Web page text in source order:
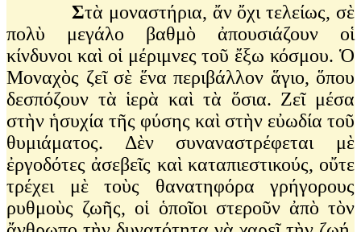
Στὰ μοναστήρια, ἄν ὄχι τελείως, σὲ
πολὺ μεγάλο βαθμὸ ἀπουσιάζουν οἱ
κίνδυνοι καὶ οἱ μέριμνες τοῦ ἔξω κόσμου. Ὁ
Μοναχὸς ζεῖ σὲ ἕνα περιβάλλον ἅγιο, ὅπου
δεσπόζουν τὰ ἱερὰ καὶ τὰ ὅσια. Ζεῖ μέσα
στὴν ἡσυχία τῆς φύσης καὶ στὴν εὐωδία τοῦ
θυμιάματος. Δὲν συναναστρέφεται μὲ
ἐργοδότες ἀσεβεῖς καὶ καταπιεστικούς, οὔτε
τρέχει μὲ τοὺς θανατηφόρα γρήγορους
ρυθμοὺς ζωῆς, οἱ ὁποῖοι στεροῦν ἀπὸ τὸν